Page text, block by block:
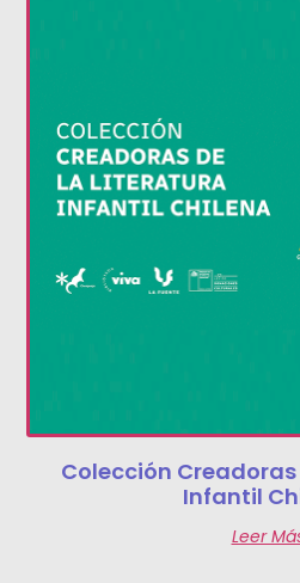
Colección
Infantil
Leer